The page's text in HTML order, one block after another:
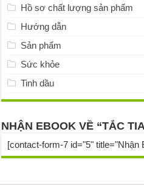
Hồ sơ chất lượng sản phẩm
Hướng dẫn
Sản phẩm
Sức khỏe
Tinh dầu
NHẬN EBOOK VỀ “TẮC
[contact-form-7 id="5" title="Nhận